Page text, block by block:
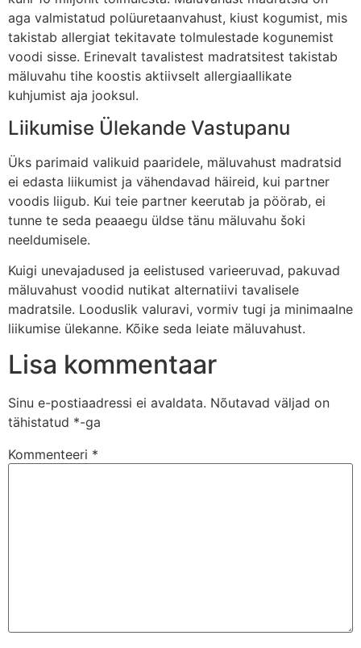
aga valmistatud polüuretaanvahust, kiust kogumist, mis
takistab allergiat tekitavate tolmulestade kogunemist
voodi sisse. Erinevalt tavalistest madratsitest takistab
mäluvahu tihe koostis aktiivselt allergiaallikate
kuhjumist aja jooksul.
Liikumise Ülekande Vastupanu
Üks parimaid valikuid paaridele, mäluvahust madratsid
ei edasta liikumist ja vähendavad häireid, kui partner
voodis liigub. Kui teie partner keerutab ja pöörab, ei
tunne te seda peaaegu üldse tänu mäluvahu šoki
neeldumisele.
Kuigi unevajadused ja eelistused varieeruvad, pakuvad
mäluvahust voodid nutikat alternatiivi tavalisele
madratsile. Looduslik valuravi, vormiv tugi ja minimaalne
liikumise ülekanne. Kõike seda leiate mäluvahust.
Lisa kommentaar
Sinu e-postiaadressi ei avaldata. Nõutavad väljad on
tähistatud *-ga
Kommenteeri *